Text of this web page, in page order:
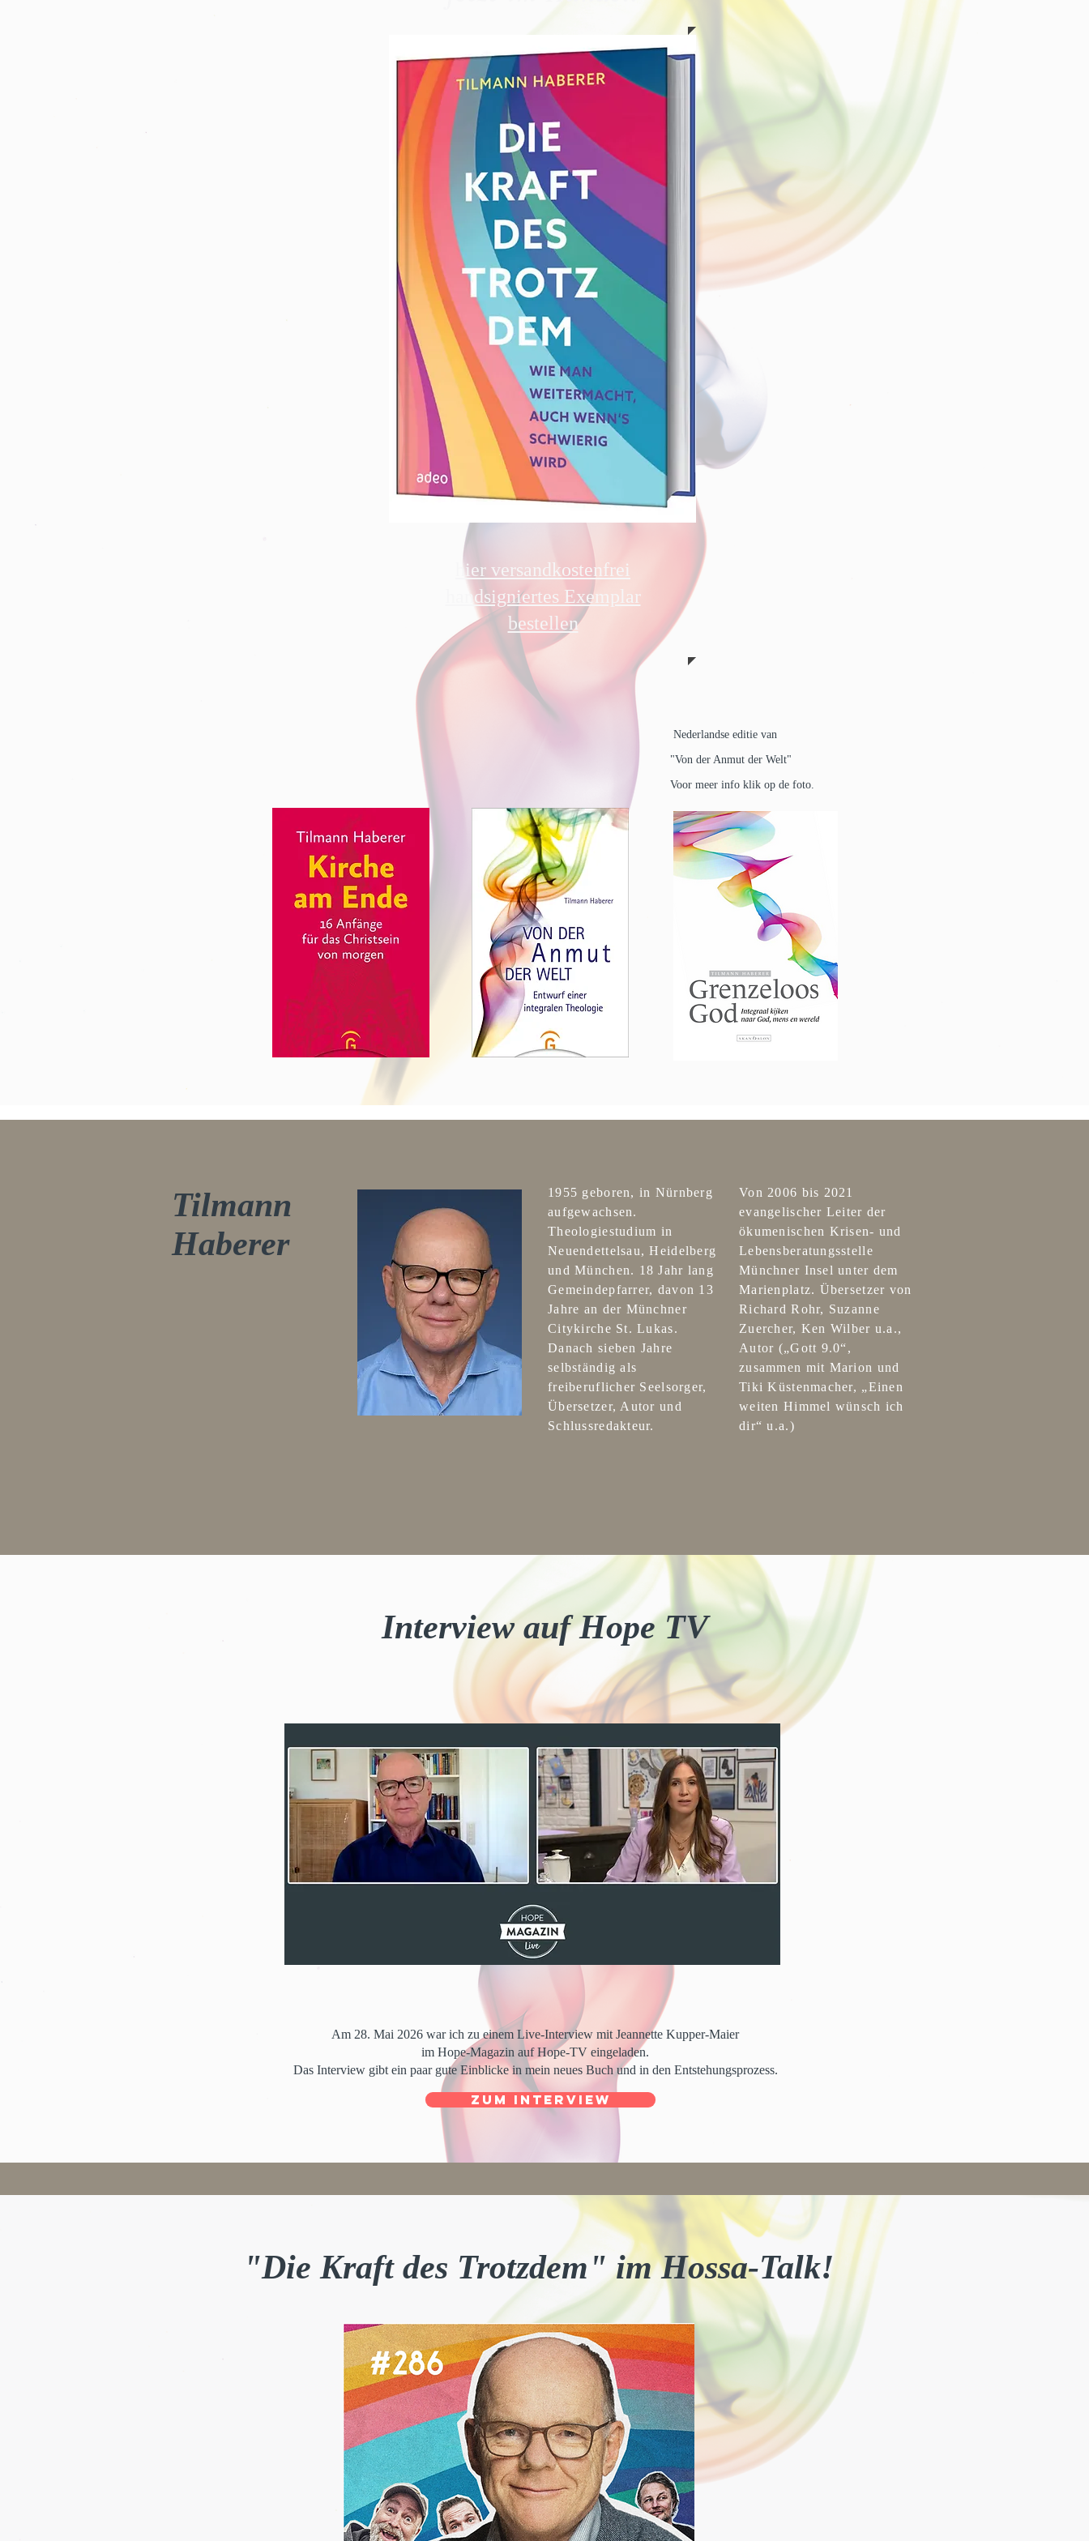
hier versandkostenfrei
handsigniertes Exemplar
bestellen
Nederlandse editie van
"Von der Anmut der Welt"
Voor meer info klik op de foto.
Tilmann
Haberer
1955 geboren, in Nürnberg
aufgewachsen.
Theologiestudium in
Neuendettelsau, Heidelberg
und München. 18 Jahr lang
Gemeindepfarrer, davon 13
Jahre an der Münchner
Citykirche St. Lukas.
Danach sieben Jahre
selbständig als
freiberuflicher Seelsorger,
Übersetzer, Autor und
Schlussredakteur.
Von 2006 bis 2021
evangelischer Leiter der
ökumenischen Krisen- und
Lebensberatungsstelle
Münchner Insel unter dem
Marienplatz. Übersetzer von
Richard Rohr, Suzanne
Zuercher, Ken Wilber u.a.,
Autor („Gott 9.0“,
zusammen mit Marion und
Tiki Küstenmacher, „Einen
weiten Himmel wünsch ich
dir“ u.a.)
Interview auf Hope TV
Am 28. Mai 2026 war ich zu einem Live-Interview mit Jeannette Kupper-Maier
im Hope-Magazin auf Hope-TV eingeladen.
Das Interview gibt ein paar gute Einblicke in mein neues Buch und in den Entstehungsprozess.
zum Interview
"Die Kraft des Trotzdem" im Hossa-Talk!